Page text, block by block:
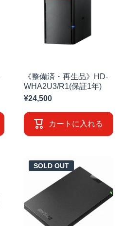
《整備済・再生品》HD-
WHA2U3/R1(保証1年)
¥24,500
カートに入れる
SOLD OUT